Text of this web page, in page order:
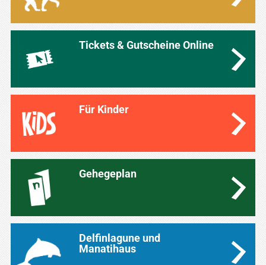
Tickets & Gutscheine Online
Für Kinder
Gehegeplan
Delfinlagune und
Manatihaus